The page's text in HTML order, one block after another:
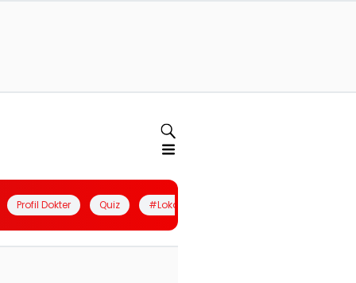
Profil Dokter Quiz #LokalBerdaya